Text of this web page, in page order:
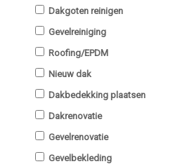
Dakgoten reinigen
Gevelreiniging
Roofing/EPDM
Nieuw dak
Dakbedekking plaatsen
Dakrenovatie
Gevelrenovatie
Gevelbekleding